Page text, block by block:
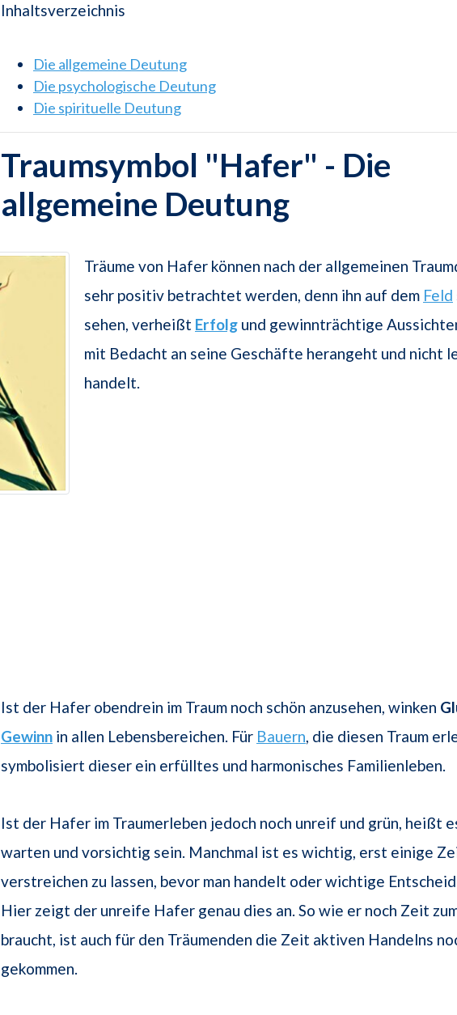
Inhaltsverzeichnis
Die allgemeine Deutung
Die psychologische Deutung
Die spirituelle Deutung
Traumsymbol "Hafer" - Die
allgemeine Deutung
Träume von Hafer können nach der allgemeinen
sehr positiv be­trachtet werden, denn ihn auf dem Feld
sehen, verheißt Erfolg und gewinnträchtige
mit Bedacht an seine Geschäfte herangeht und nicht
handelt.
Ist der Hafer obendrein im Traum noch schön anzusehen, winken
Gewinn in allen Lebensbereichen. Für Bauern, die diesen Traum
symbolisiert dieser ein erfülltes und harmonisches Familienleben.
Ist der Hafer im Traumerleben jedoch noch unreif und grün, heißt
warten und vorsichtig sein. Manchmal ist es wichtig, erst einige
verstreichen zu lassen, bevor man handelt oder wichtige
Hier zeigt der unreife Hafer genau dies an. So wie er noch Zeit
braucht, ist auch für den Träumenden die Zeit aktiven Handelns
gekommen.